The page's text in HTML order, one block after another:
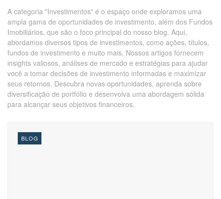
A categoria "Investimentos" é o espaço onde exploramos uma
ampla gama de oportunidades de investimento, além dos Fundos
Imobiliários, que são o foco principal do nosso blog. Aqui,
abordamos diversos tipos de investimentos, como ações, títulos,
fundos de investimento e muito mais. Nossos artigos fornecem
insights valiosos, análises de mercado e estratégias para ajudar
você a tomar decisões de investimento informadas e maximizar
seus retornos. Descubra novas oportunidades, aprenda sobre
diversificação de portfólio e desenvolva uma abordagem sólida
para alcançar seus objetivos financeiros.
BLOG